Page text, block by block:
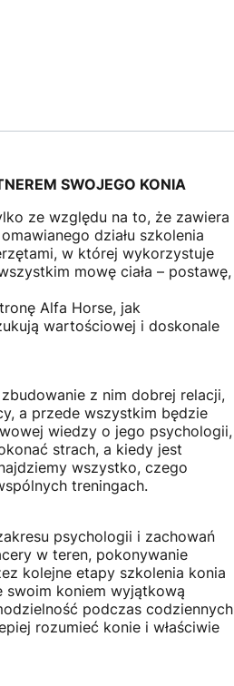
SWOJEGO KONIA
ze względu na to, że zawiera
działu szkolenia
w której wykorzystuje
mowę ciała – postawę,
Alfa Horse, jak
wartościowej i doskonale
z nim dobrej relacji,
a przede wszystkim będzie
wiedzy o jego psychologii,
strach, a kiedy jest
wszystko, czego
treningach.
psychologii i zachowań
w teren, pokonywanie
kolejne etapy szkolenia konia
swoim koniem wyjątkową
podczas codziennych
rozumieć konie i właściwie